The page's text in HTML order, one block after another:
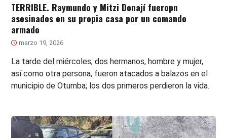
TERRIBLE. Raymundo y Mitzi Donají fueropn
asesinados en su propia casa por un comando
armado
marzo 19, 2026
La tarde del miércoles, dos hermanos, hombre y mujer,
así como otra persona, fueron atacados a balazos en el
municipio de Otumba; los dos primeros perdieron la vida.